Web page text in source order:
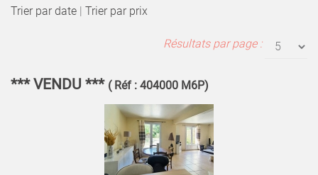
Trier par date | Trier par prix
Résultats par page :
*** VENDU *** ( Réf : 404000 M6P)